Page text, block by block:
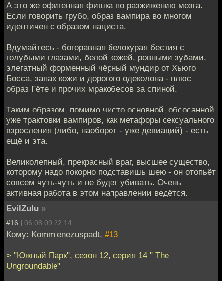
А это же офигенная фишка по разжижению мозга.
Если говорить грубо, образ вампира во многом
идентичен с образом нациста.
Вдумайтесь - богоравная белокурая бестия с
голубыми глазами, белой кожей, ровными зубами,
элегатный форменный чёрный мундир от Хьюго
Босса, запах кожи и дорогого одеколона - плюс
образ Гёте и прочих мракобесов за спиной.
Таким образом, помимо чисто основной, обсосанной
уже трактовки вампиров, как метафоры сексуального
взросления (либо, наоборот - уже девиаций) - есть
ещё и эта.
Великолепный, прекрасный враг, высшее существо,
которому надо покорно подставишь шею - он отопьёт
совсем чуть-чуть и не будет убивать. Очень
активная работа в этом направлении ведётся.
EvilZulu »
#16 | 06.08.09 22:14
Кому: Kommienezuspadt, #13
> "Южный Парк", сезон 12, серия 14 " The
Ungroundable"